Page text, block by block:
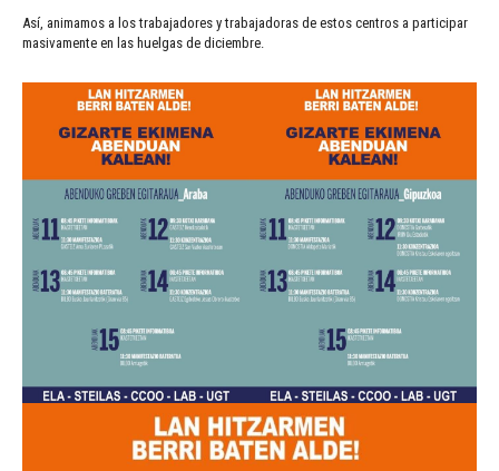
Así, animamos a los trabajadores y trabajadoras de estos centros a participar
masivamente en las huelgas de diciembre.